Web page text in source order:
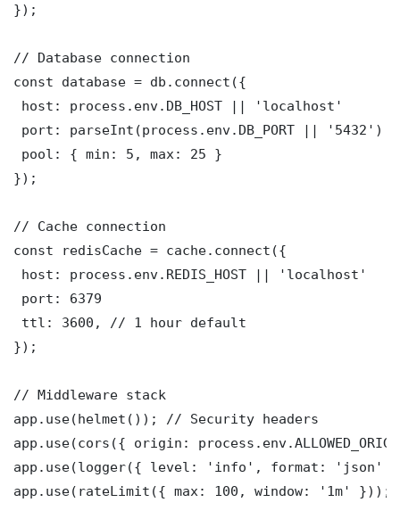
});
// Database connection
const database = db.connect({
host: process.env.DB_HOST || 'localhost'
port: parseInt(process.env.DB_PORT || '5432')
pool: { min: 5, max: 25 }
});
// Cache connection
const redisCache = cache.connect({
host: process.env.REDIS_HOST || 'localhost'
port: 6379
ttl: 3600, // 1 hour default
});
// Middleware stack
app.use(helmet()); // Security headers
app.use(cors({ origin:
app.use(logger({ level: 'info', format: 'json'
app.use(rateLimit({ max: 100, window: '1m' }));